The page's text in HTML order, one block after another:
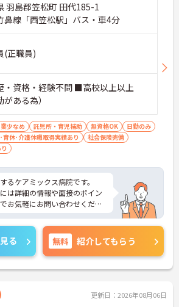
羽島郡笠松町 田代185-1
鼻線「西笠松駅」バス・車4分
(正職員)
資格・経験不問 ■高校以上以上
がある為）
少なめ 託児所・育児補助 無資格OK
日勤のみ
育休･介護休暇取得実績あり
社会保険完備
るケアミックス病院です。
は詳細の情報や面接のポイン
お気軽にお問い合わせくださ
る 無料 紹介してもらう
更新日：2026年08月06日